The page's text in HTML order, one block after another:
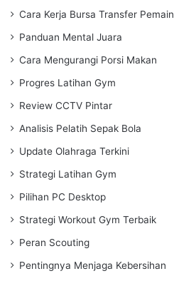
Cara Kerja Bursa Transfer Pemain
Panduan Mental Juara
Cara Mengurangi Porsi Makan
Progres Latihan Gym
Review CCTV Pintar
Analisis Pelatih Sepak Bola
Update Olahraga Terkini
Strategi Latihan Gym
Pilihan PC Desktop
Strategi Workout Gym Terbaik
Peran Scouting
Pentingnya Menjaga Kebersihan